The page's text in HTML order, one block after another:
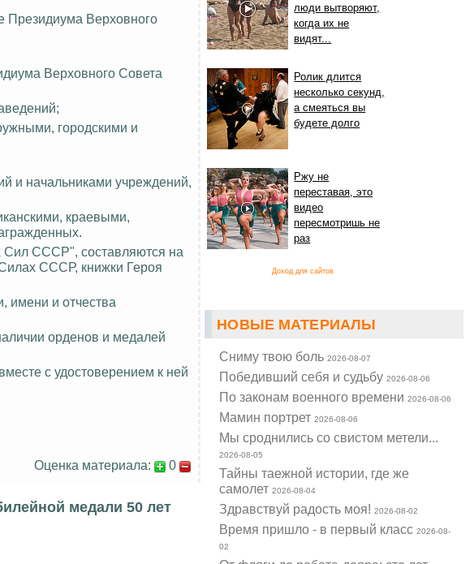
люди вытворяют,
когда их не
видят...
Ролик длится
несколько секунд,
а смеяться вы
будете долго
Ржу не
переставая, это
видео
пересмотришь не
раз
Доход для сайтов
НОВЫЕ МАТЕРИАЛЫ
Cниму твою боль2026-08-07
Победивший себя и судьбу2026-08-06
По законам военного времени2026-08-06
Мамин портрет2026-08-06
Мы сроднились со свистом метели...
2026-08-05
Тайны таежной истории, где же
самолет2026-08-04
Здравствуй радость моя!2026-08-02
Время пришло - в первый класс2026-08-
02
Президиума Верховного
Верховного Совета
городскими и
и начальниками учреждений,
краевыми,
Сил СССР", составляются на
СССР, книжки Героя
имени и отчества
орденов и медалей
с удостоверением к ней
Оценка материала: 0
медали 50 лет